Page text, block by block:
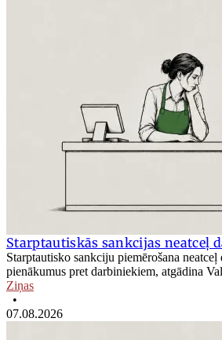
Starptautiskās sankcijas neatceļ
Starptautisko sankciju piemērošana neatceļ
pienākumus pret darbiniekiem, atgādina
Ziņas
•
07.08.2026